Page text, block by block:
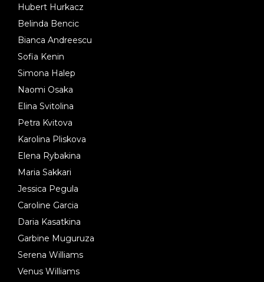
Hubert Hurkacz
Belinda Bencic
Bianca Andreescu
Sofia Kenin
Simona Halep
Naomi Osaka
Elina Svitolina
Petra Kvitova
Karolina Pliskova
Elena Rybakina
Maria Sakkari
Jessica Pegula
Caroline Garcia
Daria Kasatkina
Garbine Muguruza
Serena Williams
Venus Williams